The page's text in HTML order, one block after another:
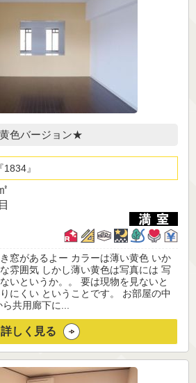
色バージョン★
1834
窓があるよー カラーは薄い黄色 いか
雰囲気 しかし薄い黄色は写真には 写
いというか。。 要は現物を見ないと
にくい ということです。 お部屋の中
共用廊下に...
詳しく見る